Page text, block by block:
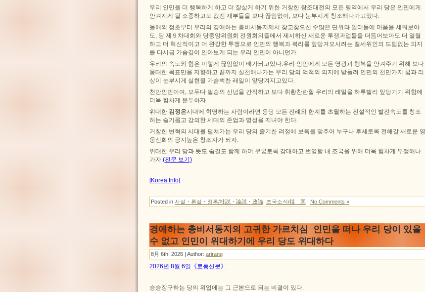
우리 인민을 더 행복하게 하고 더 잘살게 하기 위한 거창한 창조대전의 모든 령역에서 우리 당은 인민에게
안겨지게 될 소중하고도 값진 재부들을 보다 끊임없이, 보다 눈부시게 창조해나가고있다.
올해의 정초부터 우리의 경애하는 총비서동지께서 찾고찾으신 수많은 단위와 일터들에 마음을 세워보아
도, 당 제９차대회와 당중앙위원회 전원회의들에서 제시하신 새로운 투쟁과업들을 더듬어보아도 더 열렬
하고 더 혁신적이고 더 완강한 투쟁으로 인민의 행복과 복리를 앞당겨오시려는 절세위인의 드팀없는 의지
를 다시금 가슴깊이 안아보게 되는 우리 인민이 아니던가.
우리의 속도와 힘은 이렇게 끊임없이 배가되고있다.우리 인민에게 모든 영광과 행복을 안겨주기 위해 보다
웅대한 목표만을 지향하고 끝까지 실천해나가는 우리 당의 억척의 의지에 받들려 인민의 천만가지 꿈과 리
상이 눈부시게 실현될 가슴벅찬 래일이 앞당겨지고있다.
천만인민이여, 모두다 필승의 신념을 간직하고 보다 휘황찬란할 우리의 래일을 하루빨리 앞당기기 위함에
더욱 힘차게 분투하자.
위대한 김정은시대에 혁명하는 사람이라면 응당 모든 전례와 한계를 초월하는 전설적인 발전속도를 창조
하는 슬기롭고 강의한 세대의 존엄과 명성을 지녀야 한다.
거창한 변혁의 시대를 펼쳐가는 우리 당의 줄기찬 려정에 보폭을 맞추어 누구나 후세토록 전해갈 새로운 영
웅신화의 긍지높은 창조자가 되자.
위대한 우리 당과 뜻도 숨결도 함께 하며 무궁토록 강대하고 번영할 내 조국을 위해 더욱 힘차게 투쟁해나
가자. (전문 보기)
[Korea Info]
Posted in 사설・론설・정론/社説・論説・政論 조국소식/祖 国 | No Comments »
경애하는 총비서동지의 고귀한 가르치심 인민을 떠나 우리 당이 있을
수 없고 인민이 위대하기에 우리 당도 위대하다
8月 6th, 2026 | Author: arirang
2026년 8월 6일《로동신문》
승승장구하는 당의 위업에는 그 근본으로 되는 비결이 있다.